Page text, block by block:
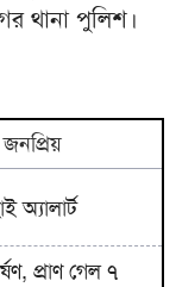
থানা পুলিশ।
জনপ্রিয়
অ্যালার্ট
প্রাণ গেল ৭